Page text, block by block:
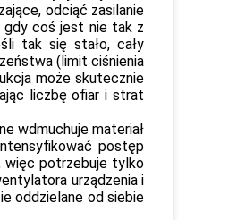
odciąć zasilanie
gdy coś jest nie tak z
tak się stało, cały
(limit ciśnienia
może skutecznie
liczbę ofiar i strat
wdmuchuje materiał
postęp
więc potrzebuje tylko
urządzenia i
oddzielane od siebie